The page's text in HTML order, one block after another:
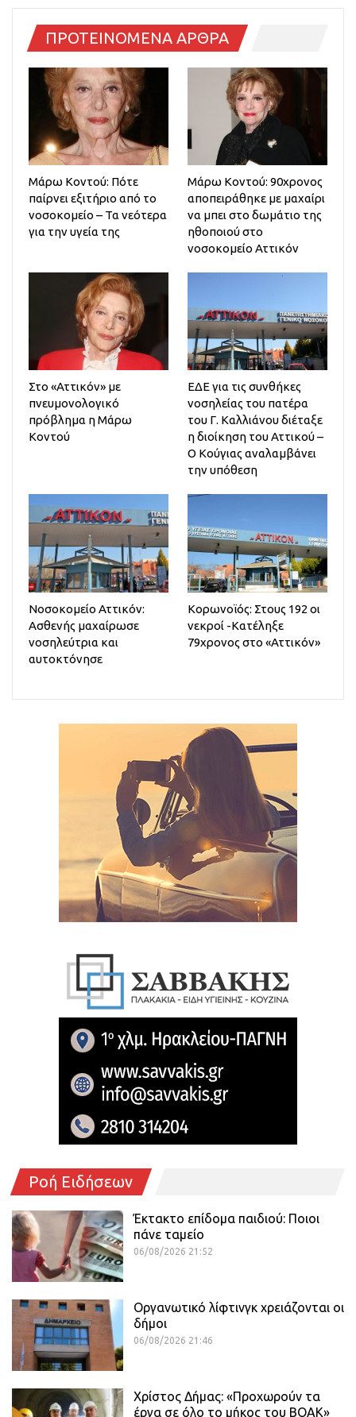
ΠΡΟΤΕΙΝΟΜΕΝΑ ΑΡΘΡΑ
Μάρω Κοντού: Πότε
παίρνει εξιτήριο από το
νοσοκομείο – Τα νεότερα
για την υγεία της
Μάρω Κοντού: 90χρονος
αποπειράθηκε με μαχαίρι
να μπει στο δωμάτιο της
ηθοποιού στο
νοσοκομείο Αττικόν
Στο «Αττικόν» με
πνευμονολογικό
πρόβλημα η Μάρω
Κοντού
ΕΔΕ για τις συνθήκες
νοσηλείας του πατέρα
του Γ. Καλλιάνου διέταξε
η διοίκηση του Αττικού –
Ο Κούγιας αναλαμβάνει
την υπόθεση
Νοσοκομείο Αττικόν:
Ασθενής μαχαίρωσε
νοσηλεύτρια και
αυτοκτόνησε
Κορωνοϊός: Στους 192 οι
νεκροί -Κατέληξε
79χρονος στο «Αττικόν»
Ροή Ειδήσεων
Έκτακτο επίδομα παιδιού: Ποιοι
πάνε ταμείο
06/08/2026 21:52
Οργανωτικό λίφτινγκ χρειάζονται οι
δήμοι
06/08/2026 21:46
Χρίστος Δήμας: «Προχωρούν τα
έργα σε όλο το μήκος του ΒΟΑΚ»